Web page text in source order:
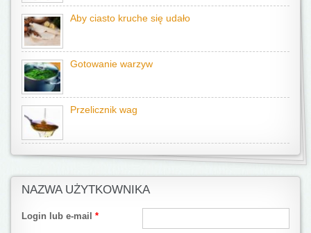
Aby ciasto kruche się udało
Gotowanie warzyw
Przelicznik wag
NAZWA UŻYTKOWNIKA
Login lub e-mail *